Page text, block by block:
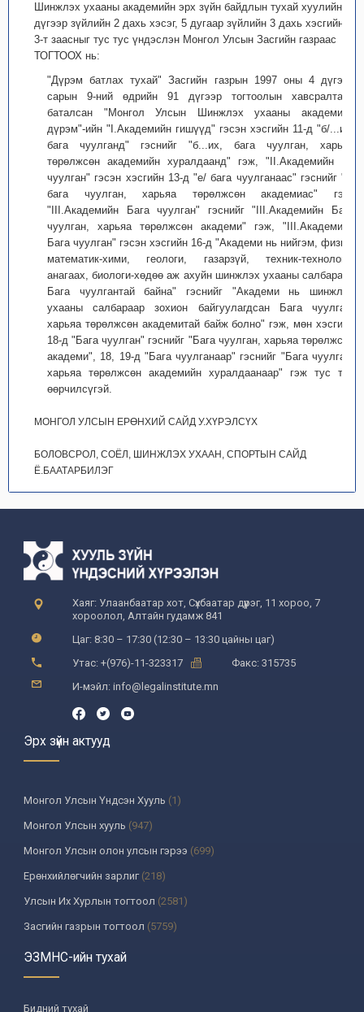
Шинжлэх ухааны академийн эрх зүйн байдлын тухай хуулийн 4
дүгээр зүйлийн 2 дахь хэсэг, 5 дугаар зүйлийн 3 дахь хэсгийн
3-т заасныг тус тус үндэслэн Монгол Улсын Засгийн газраас
ТОГТООХ нь:
"Дүрэм батлах тухай" Засгийн газрын 1997 оны 4 дүгээр
сарын 9-ний өдрийн 91 дүгээр тогтоолын хавсралтаар
баталсан "Монгол Улсын Шинжлэх ухааны академийн
дүрэм"-ийн "I.Академийн гишүүд" гэсэн хэсгийн 11-д "б/...их,
бага чуулганд" гэснийг "б...их, бага чуулган, харьяа
төрөлжсөн академийн хуралдаанд" гэж, "II.Академийн Их
чуулган" гэсэн хэсгийн 13-д "е/ бага чуулганаас" гэснийг "е/
бага чуулган, харьяа төрөлжсөн академиас" гэж,
"III.Академийн Бага чуулган" гэснийг "III.Академийн Бага
чуулган, харьяа төрөлжсөн академи" гэж, "III.Академийн
Бага чуулган" гэсэн хэсгийн 16-д "Академи нь нийгэм, физик-
математик-хими, геологи, газарзүй, техник-технологи,
анагаах, биологи-хөдөө аж ахуйн шинжлэх ухааны салбараар
Бага чуулгантай байна" гэснийг "Академи нь шинжлэх
ухааны салбараар зохион байгуулагдсан Бага чуулган,
харьяа төрөлжсөн академитай байж болно" гэж, мөн хэсгийн
18-д "Бага чуулган" гэснийг "Бага чуулган, харьяа төрөлжсөн
академи", 18, 19-д "Бага чуулганаар" гэснийг "Бага чуулган,
харьяа төрөлжсөн академийн хуралдаанаар" гэж тус тус
өөрчилсүгэй.
МОНГОЛ УЛСЫН ЕРӨНХИЙ САЙД У.ХҮРЭЛСҮХ
БОЛОВСРОЛ, СОЁЛ, ШИНЖЛЭХ УХААН, СПОРТЫН САЙД
Ё.БААТАРБИЛЭГ
Хаяг: Улаанбаатар хот, Сүхбаатар дүүрэг, 11 хороо, 7
хороолол, Алтайн гудамж 841
Цаг: 8:30 – 17:30 (12:30 – 13:30 цайны цаг)
Утас: +(976)-11-323317
Факс: 315735
И-мэйл: info@legalinstitute.mn
Эрх зүйн актууд
Монгол Улсын Үндсэн Хууль (1)
Монгол Улсын хууль (947)
Монгол Улсын олон улсын гэрээ (699)
Ерөнхийлөгчийн зарлиг(218)
Улсын Их Хурлын тогтоол (2581)
Засгийн газрын тогтоол (5759)
Үндсэн хуулийн цэцийн шийдвэр
Улсын дээд шүүхийн тогтоол
УИХ-аас томилогддог байгууллагын дарга, түүнтэй адилтгах албан
ЭЗМНС-ийн тухай
Бидний тухай